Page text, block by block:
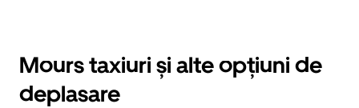
Mours taxiuri și alte opțiuni de
deplasare